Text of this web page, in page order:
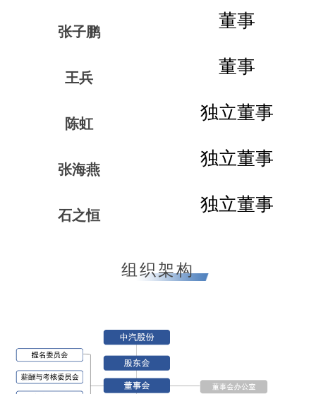
张子鹏
董事
王兵
董事
陈虹
独立董事
张海燕
独立董事
石之恒
独立董事
组织架构